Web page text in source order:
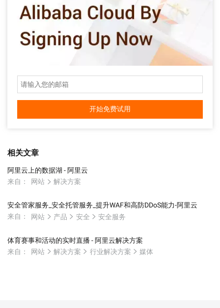
开始免费试用
相关文章
阿里云上的数据湖 - 阿里云
来自：
网站 解决方案
安全管家服务_安全托管服务_提升WAF和高防DDoS能力-阿里云
来自：
网站 产品 安全 安全服务
体育赛事和活动的实时直播 - 阿里云解决方案
来自：
网站 解决方案 行业解决方案 媒体